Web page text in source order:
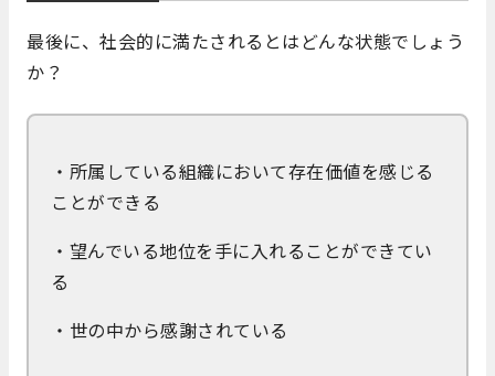
最後に、社会的に満たされるとはどんな状態でしょう
か？
・所属している組織において存在価値を感じる
ことができる
・望んでいる地位を手に入れることができてい
る
・世の中から感謝されている